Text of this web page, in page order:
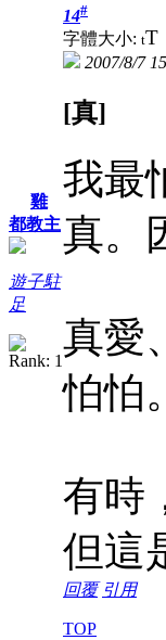
雞
都教主
遊子駐
足
14#
字體大小: tT
2007/8/7
[真]
我最
真。
真愛
怕怕。
有時
但這
回覆 引用
TOP